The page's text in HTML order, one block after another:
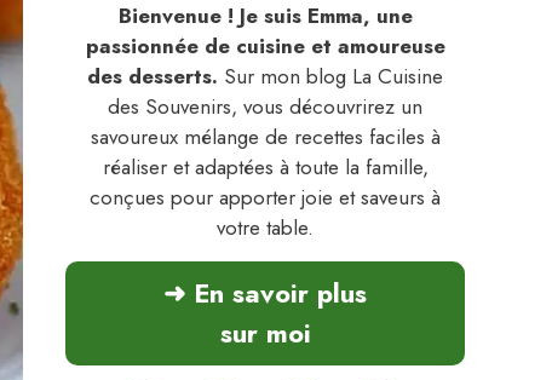
Bienvenue ! Je suis Emma, une
passionnée de cuisine et amoureuse
des desserts. Sur mon blog La Cuisine
des Souvenirs, vous découvrirez un
savoureux mélange de recettes faciles à
réaliser et adaptées à toute la famille,
conçues pour apporter joie et saveurs à
votre table.
➜ En savoir plus
sur moi